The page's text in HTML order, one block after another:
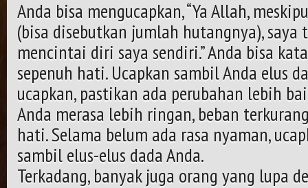
Anda bisa mengucapkan, “Ya Allah,
(bisa disebutkan jumlah hutangnya),
mencintai diri saya sendiri.” Anda bisa
sepenuh hati. Ucapkan sambil Anda elus
ucapkan, pastikan ada perubahan lebih
Anda merasa lebih ringan, beban
hati. Selama belum ada rasa nyaman,
sambil elus-elus dada Anda.
Terkadang, banyak juga orang yang lupa